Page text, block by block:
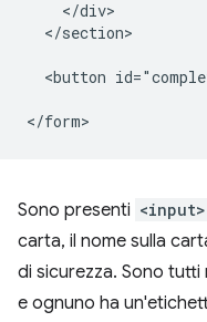
    </div>
  </section>
<button
Sono presenti <input>
carta, il nome sulla
di sicurezza. Sono tutti
e ognuno ha